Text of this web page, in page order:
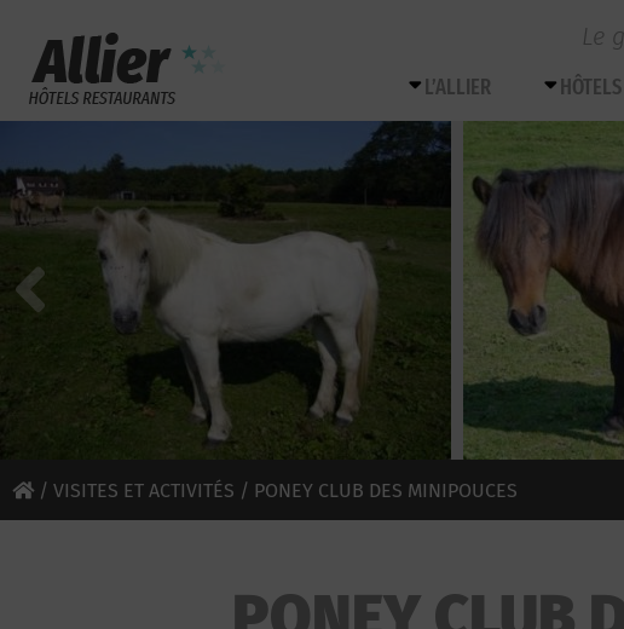
Le
L’ALLIER HÔTELS
/ VISITES ET ACTIVITÉS / PONEY CLUB DES MINIPOUCES